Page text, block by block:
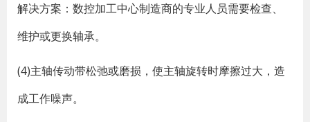
解决方案：数控加工中心制造商的专业人员需要检查、
维护或更换轴承。
(4)主轴传动带松弛或磨损，使主轴旋转时摩擦过大，造
成工作噪声。